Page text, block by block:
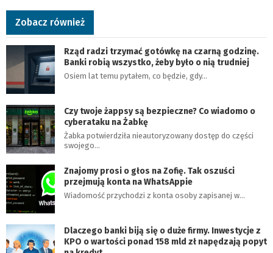
Zobacz również
Rząd radzi trzymać gotówkę na czarną godzinę.
Banki robią wszystko, żeby było o nią trudniej
Osiem lat temu pytałem, co będzie, gdy…
Czy twoje żappsy są bezpieczne? Co wiadomo o
cyberataku na Żabkę
Żabka potwierdziła nieautoryzowany dostęp do części
swojego…
Znajomy prosi o głos na Zofię. Tak oszuści
przejmują konta na WhatsAppie
Wiadomość przychodzi z konta osoby zapisanej w…
Dlaczego banki biją się o duże firmy. Inwestycje z
KPO o wartości ponad 158 mld zł napędzają popyt